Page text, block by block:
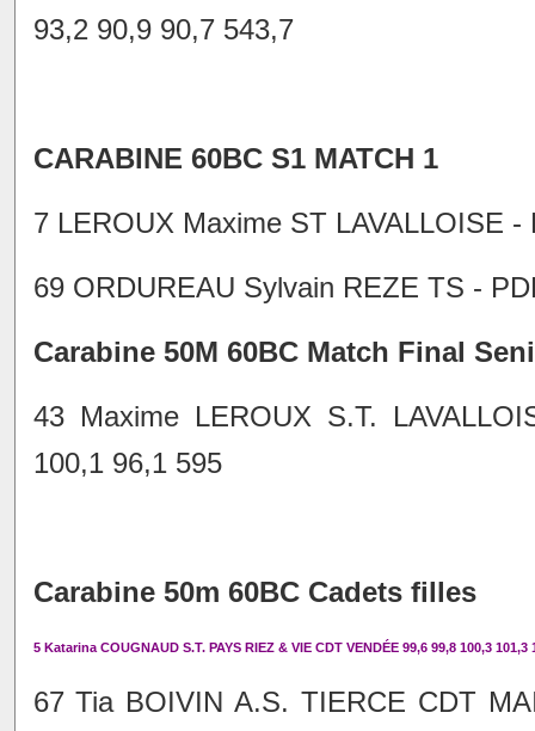
93,2 90,9 90,7 543,7
CARABINE 60BC S1 MATCH 1
7 LEROUX Maxime ST LAVALLOISE
69 ORDUREAU Sylvain REZE TS -
Carabine 50M 60BC Match Final
43 Maxime LEROUX S.T.
100,1 96,1 595
Carabine 50m 60BC Cadets filles
5 Katarina COUGNAUD S.T. PAYS RIEZ & VIE CDT VENDÉE 99,6 99,8 100,3 101,3
67 Tia BOIVIN A.S. TIERCE CDT